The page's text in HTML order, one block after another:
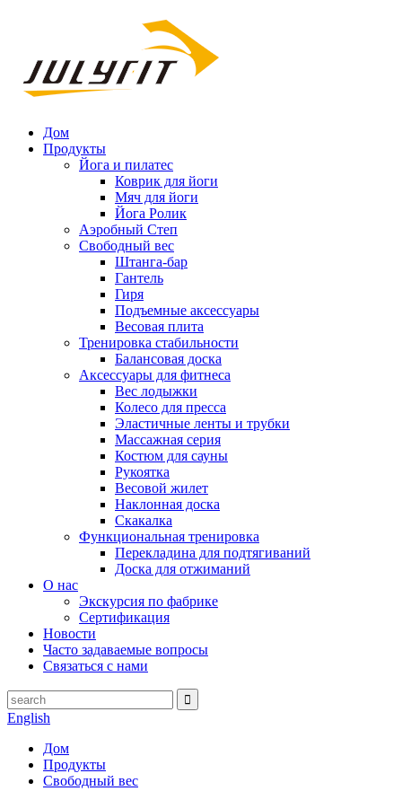
Дом
Продукты
Йога и пилатес
Коврик для йоги
Мяч для йоги
Йога Ролик
Аэробный Степ
Свободный вес
Штанга-бар
Гантель
Гиря
Подъемные аксессуары
Весовая плита
Тренировка стабильности
Балансовая доска
Аксессуары для фитнеса
Вес лодыжки
Колесо для пресса
Эластичные ленты и трубки
Массажная серия
Костюм для сауны
Рукоятка
Весовой жилет
Наклонная доска
Скакалка
Функциональная тренировка
Перекладина для подтягиваний
Доска для отжиманий
О нас
Экскурсия по фабрике
Сертификация
Новости
Часто задаваемые вопросы
Связаться с нами
English
Дом
Продукты
Свободный вес